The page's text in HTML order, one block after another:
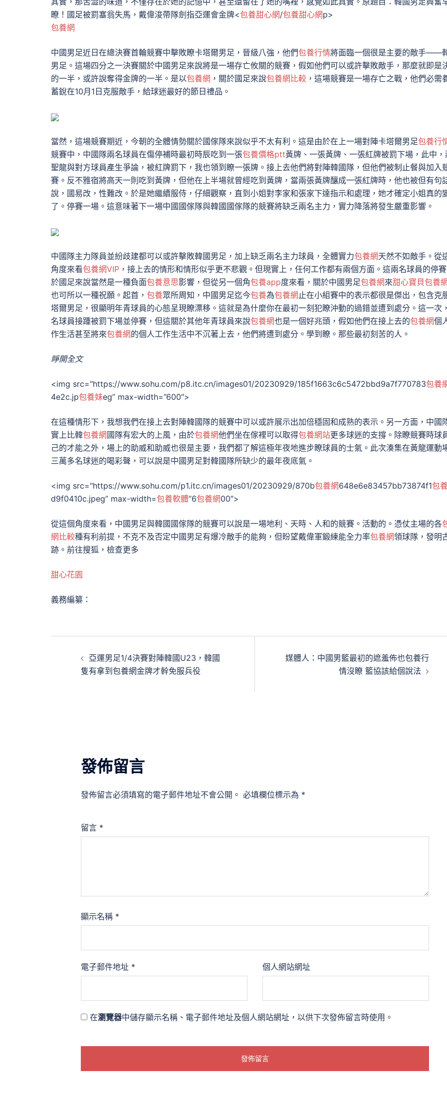
瞭！國足被罰塞翁失馬，戴偉浚帶隊劍指亞運會金牌<包養甜心網/包養甜心網p>
包養網
中國男足近日在總決賽首輪競賽中擊敗瞭卡塔爾男足，晉級八強，他們包養行情將面臨一個很是主要的敵手——
男足。這場四分之一決賽關於中國男足來說將是一場存亡攸關的競賽，假如他們可以或許擊敗敵手，那麼就即是
的一半，或許說奪得金牌的一半。是以包養網 ，關於國足來說包養網比較 ，這場競賽是一場存亡之戰，他們必需
蓄銳在10月1日克服敵手，給球迷最好的節日禮品。
當然，這場競賽期近，今朝的全體情勢關於國傢隊來說似乎不太有利。這是由於在上一場對陣卡塔爾男足包養行
競賽中，中國隊兩名球員在傷停補時最初時辰吃到一張包養價格ptt黃牌、一張黃牌、一張紅牌被罰下場，此中，
聖龍與對方球員產生爭論，被紅牌罰下，我也領到瞭一張牌。接上去他們將對陣韓國隊，但他們被制止餐與加入
賽。反不雅宿將高天一則吃到黃牌，但他在上半場就曾經吃到黃牌，當兩張黃牌釀成一張紅牌時，他也被但有句
說，國易改，性難改。於是她繼續服侍，仔細觀察，直到小姐對李家和張家下達指示和處理，她才確定小姐真的
了。停賽一場。這意味著下一場中國國傢隊與韓國國傢隊的競賽將缺乏兩名主力，實力降落將發生嚴重影響。
中國隊主力隊員並紛歧建都可以或許擊敗韓國男足，加上缺乏兩名主力球員，全體實力包養網天然不如敵手。從
角度來看包養網VIP ，接上去的情形和情形似乎更不悲觀。但現實上，任何工作都有兩個方面。這兩名球員的停
於國足來說當然是一種負面包養意思影響，但從另一個角包養app度來看，關於中國男足包養網來甜心寶貝包養網
也可所以一種祝願。起首， 包養眾所周知，中國男足迄今包養為包養網止在小組賽中的表示都很是傑出，包含克
塔爾男足，很顯明年青球員的心態呈現瞭漂移。這就是為什麼你在最初一刻犯瞭沖動的過錯並遭到處分。這一次
名球員接踵被罰下場並停賽，但這關於其他年青球員來說包養網也是一個好兆頭，假如他們在接上去的包養網個
作生活甚至將來包養網的個人工作生活中不沉著上去，他們將遭到處分。學到瞭。那些最初刻苦的人。
睜開全文
<img src="https://www.sohu.com/p8.itc.cn/images01/20230929/185f1663c6c5472bbd9a7f770783包養
4e2c.jp包養妹eg” max-width=”600″>
在這種情形下，我想我們在接上去對陣韓國隊的競賽中可以或許展示出加倍穩固和成熟的表示。另一方面，中國
實上比韓包養網 國隊有宏大的上風，由於包養網他們坐在傢裡可以取得包養網站更多球迷的支撐。除瞭競賽時球
己的才能之外，場上的助威和助威也很是主要，我們都了解這極年夜地進步瞭球員的士氣。此次湊集在黃龍運動
三萬多名球迷的喝彩聲，可以說是中國男足對韓國隊所缺少的最年夜底氣。
<img src="https://www.sohu.com/p1.itc.cn/images01/20230929/870b包養網648e6e83457bb73874f1包
d9f0410c.jpeg” max-width=包養軟體“6包養網00″>
從這個角度來看，中國男足與韓國國傢隊的競賽可以說是一場地利、天時、人和的競賽。活動的。憑仗主場的各
網比較種有利前提，不克不及否定中國男足有爆冷敵手的能夠，但盼望戴偉軍鍛練能全力率包養網領球隊，發明
跡。 前往搜狐，檢查更多
甜心花園
義務編纂：
亞運男足1/4決賽對陣韓國U23，韓國
隻有拿到包養網金牌才幹免服兵役
媒體人：中國男籃最初的遮羞佈也包養行
情沒瞭 籃協該給個說法
發佈留言
發佈留言必須填寫的電子郵件地址不會公開。 必填欄位標示為 *
留言 *
顯示名稱 *
電子郵件地址 * 個人網站網址
在瀏覽器中儲存顯示名稱、電子郵件地址及個人網站網址，以供下次發佈留言時使用。